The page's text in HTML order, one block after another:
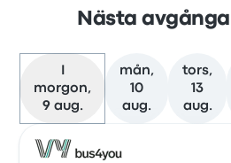
Nästa
morgon,
9 aug.
mån,
10
aug.
tors,
13
aug.